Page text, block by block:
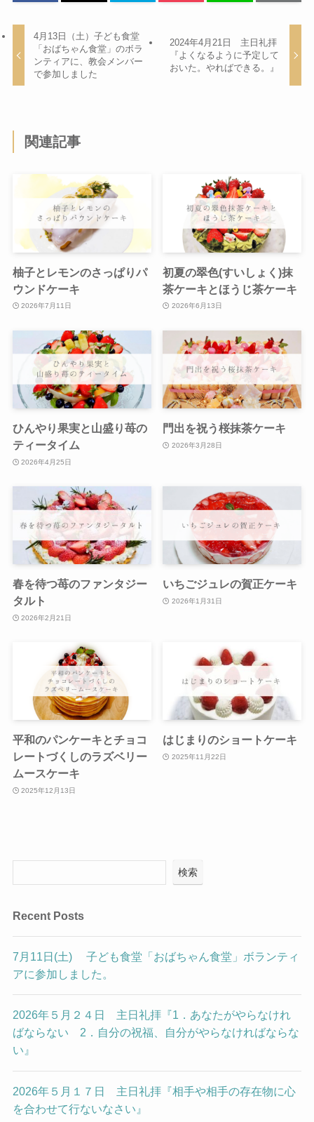
4月13日（土）子ども食堂
「おばちゃん食堂」のボラ
ンティアに、教会メンバー
で参加しました
2024年4月21日 主日礼拝
『よくなるように予定して
おいた。やればできる。』
関連記事
柚子とレモンのさっぱりパ
ウンドケーキ
2026年7月11日
初夏の翠色(すいしょく)抹
茶ケーキとほうじ茶ケーキ
2026年6月13日
ひんやり果実と山盛り苺の
ティータイム
2026年4月25日
門出を祝う桜抹茶ケーキ
2026年3月28日
春を待つ苺のファンタジー
タルト
2026年2月21日
いちごジュレの賀正ケーキ
2026年1月31日
平和のパンケーキとチョコ
レートづくしのラズベリー
ムースケーキ
2025年12月13日
はじまりのショートケーキ
2025年11月22日
検索
Recent Posts
7月11日(土) 子ども食堂「おばちゃん食堂」ボランティ
アに参加しました。
2026年５月２４日 主日礼拝『1．あなたがやらなけれ
ばならない 2．自分の祝福、自分がやらなければならな
い』
2026年５月１７日 主日礼拝『相手や相手の存在物に心
を合わせて行ないなさい』